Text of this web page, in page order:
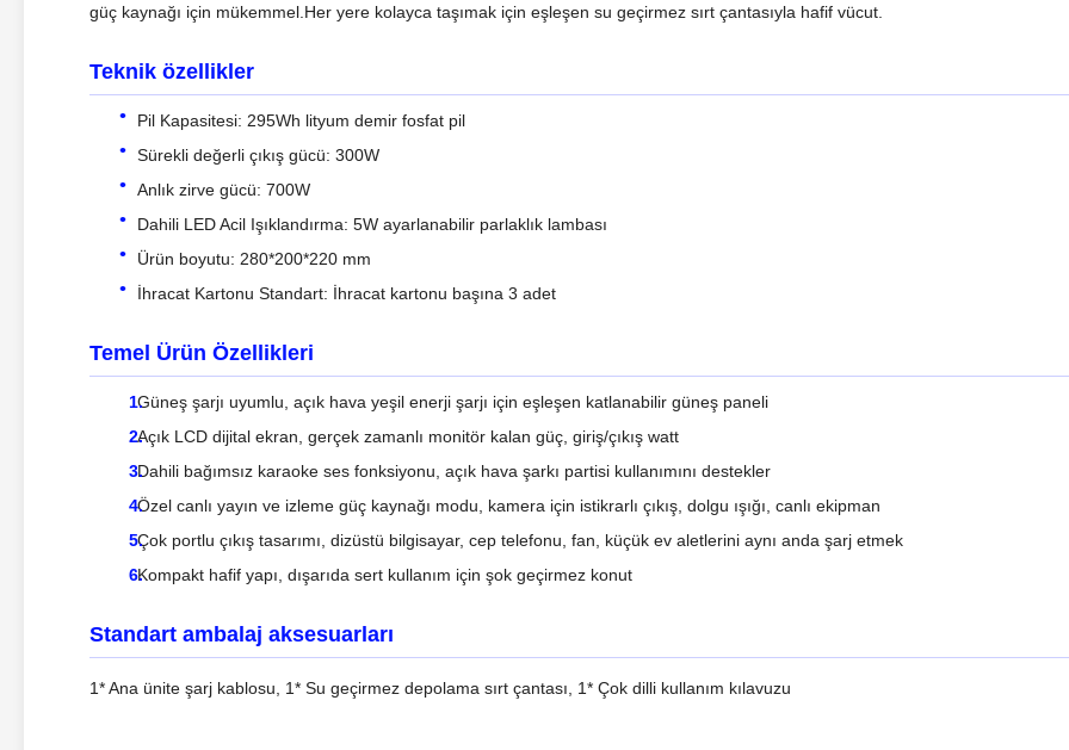
güç kaynağı için mükemmel.Her yere kolayca taşımak için eşleşen su geçirmez sırt çantasıyla hafif vücut.
Teknik özellikler
Pil Kapasitesi: 295Wh lityum demir fosfat pil
Sürekli değerli çıkış gücü: 300W
Anlık zirve gücü: 700W
Dahili LED Acil Işıklandırma: 5W ayarlanabilir parlaklık lambası
Ürün boyutu: 280*200*220 mm
İhracat Kartonu Standart: İhracat kartonu başına 3 adet
Temel Ürün Özellikleri
Güneş şarjı uyumlu, açık hava yeşil enerji şarjı için eşleşen katlanabilir güneş paneli
Açık LCD dijital ekran, gerçek zamanlı monitör kalan güç, giriş/çıkış watt
Dahili bağımsız karaoke ses fonksiyonu, açık hava şarkı partisi kullanımını destekler
Özel canlı yayın ve izleme güç kaynağı modu, kamera için istikrarlı çıkış, dolgu ışığı, canlı ekipman
Çok portlu çıkış tasarımı, dizüstü bilgisayar, cep telefonu, fan, küçük ev aletlerini aynı anda şarj etmek
Kompakt hafif yapı, dışarıda sert kullanım için şok geçirmez konut
Standart ambalaj aksesuarları
1* Ana ünite şarj kablosu, 1* Su geçirmez depolama sırt çantası, 1* Çok dilli kullanım kılavuzu